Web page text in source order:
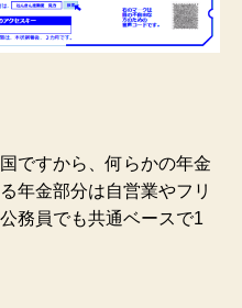
ですから、何らかの年金
年金部分は自営業やフリ
務員でも共通ベースで1